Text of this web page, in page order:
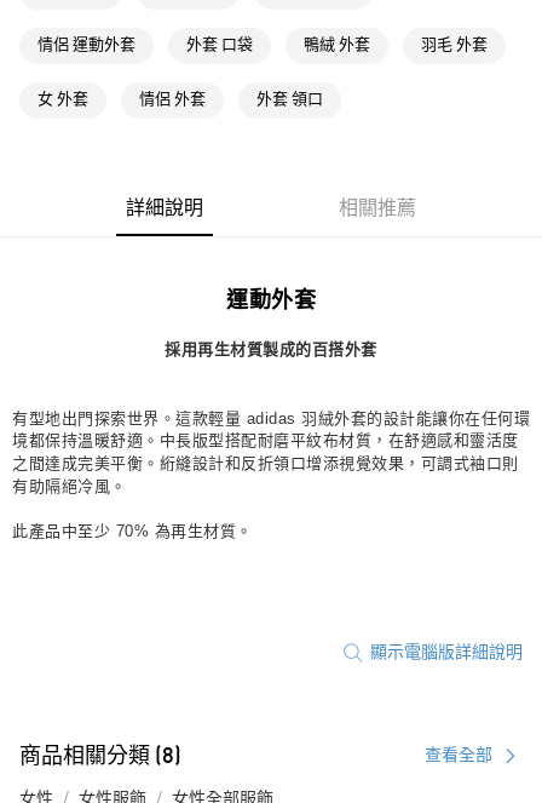
付款後萊爾富取貨
每筆NT$80，滿NT$1,500(含以上)免運費
付款後7-11取貨
情侶 運動外套 外套 口袋 鴨絨 外套 羽毛 外套
女 外套 情侶 外套 外套 領口
詳細說明 相關推薦
運動外套
採用再生材質製成的百搭外套
有型地出門探索世界。這款輕量 adidas 羽絨外套的設計能讓你在任何環
境都保持溫暖舒適。中長版型搭配耐磨平紋布材質，在舒適感和靈活度
之間達成完美平衡。絎縫設計和反折領口增添視覺效果，可調式袖口則
有助隔絕冷風。
此產品中至少 70% 為再生材質。
顯示電腦版詳細說明
商品相關分類 (8) 查看全部
女性 女性服飾 女性全部服飾